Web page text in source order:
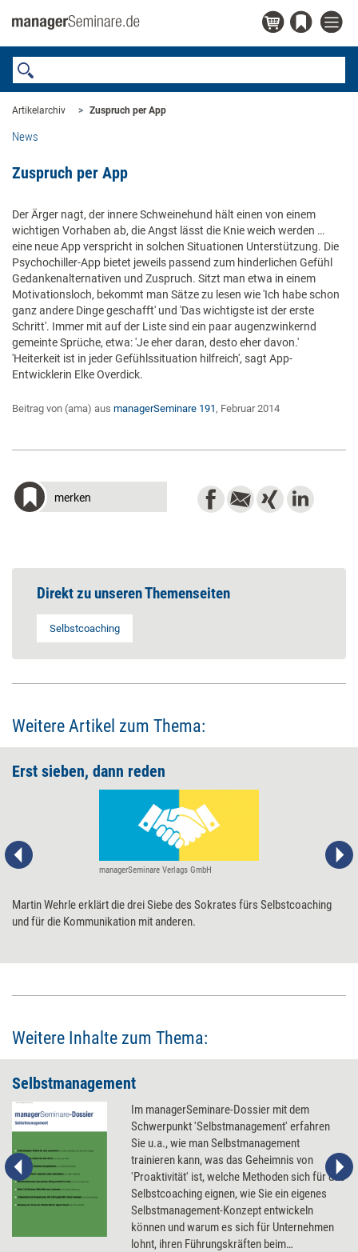
Artikelarchiv Zuspruch per App
News
Zuspruch per App
Der Ärger nagt, der innere Schweinehund hält einen von einem
wichtigen Vorhaben ab, die Angst lässt die Knie weich werden …
eine neue App verspricht in solchen Situationen Unterstützung. Die
Psychochiller-App bietet jeweils passend zum hinderlichen Gefühl
Gedankenalternativen und Zuspruch. Sitzt man etwa in einem
Motivationsloch, bekommt man Sätze zu lesen wie 'Ich habe schon
ganz andere Dinge geschafft' und 'Das wichtigste ist der erste
Schritt'. Immer mit auf der Liste sind ein paar augenzwinkernd
gemeinte Sprüche, etwa: 'Je eher daran, desto eher davon.'
'Heiterkeit ist in jeder Gefühlssituation hilfreich', sagt App-
Entwicklerin Elke Overdick.
Beitrag von (ama) aus managerSeminare 191, Februar 2014
merken
Direkt zu unseren Themenseiten
Selbstcoaching
Weitere Artikel zum Thema:
Erst sieben, dann reden
managerSeminare Verlags GmbH
Martin Wehrle erklärt die drei Siebe des Sokrates fürs Selbstcoaching
und für die Kommunikation mit anderen.
Weitere Inhalte zum Thema:
Selbstmanagement
Im managerSeminare-Dossier mit dem
Schwerpunkt 'Selbstmanagement' erfahren
Sie u.a., wie man Selbstmanagement
trainieren kann, was das Geheimnis von
'Proaktivität' ist, welche Methoden sich für das
Selbstcoaching eignen, wie Sie ein eigenes
Selbstmanagement-Konzept entwickeln
können und warum es sich für Unternehmen
lohnt, ihren Führungskräften beim